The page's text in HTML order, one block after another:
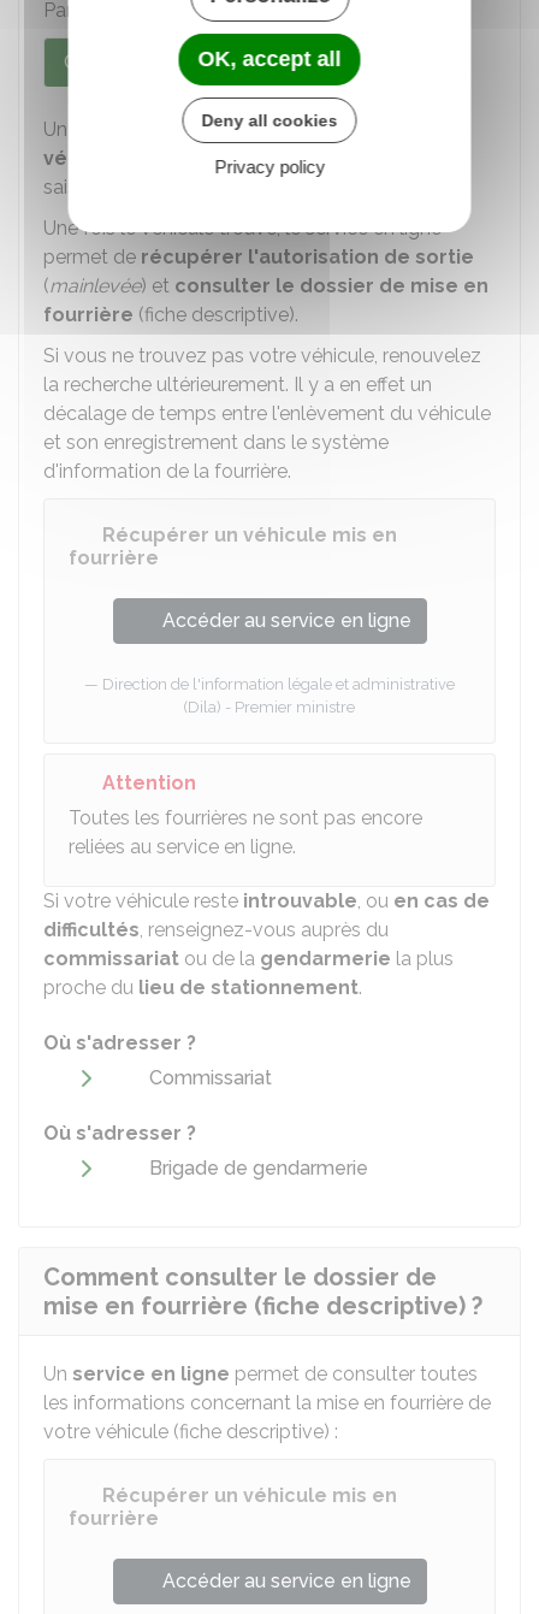
Paris ou d'une autre ville :
Cas général À Paris
Un service en ligne permet desavoir si le
véhicule est actuellement en fourrière
saisissant son
Une fois le véhicule trouvé, le service en ligne
permet de récupérer l'autorisation de sortie
(mainlevée) et consulter le dossier de mise en
fourrière (fiche descriptive).
Si vous ne trouvez pas votre véhicule, renouvelez
la recherche ultérieurement. Il y a en effet un
décalage de temps entre l'enlèvement du véhicule
et son enregistrement dans le système
d'information de la fourrière.
Récupérer un véhicule mis en
fourrière
Accéder au service en ligne
Direction de l'information légale et administrative
(Dila) - Premier ministre
Attention
Toutes les fourrières ne sont pas encore
reliées au service en ligne.
Si votre véhicule reste introuvable, ou en cas de
difficultés, renseignez-vous auprès du
commissariat ou de la gendarmerie la plus
proche du lieu de stationnement.
Où s'adresser ?
Commissariat
Où s'adresser ?
Brigade de gendarmerie
Comment consulter le dossier de
mise en fourrière (fiche descriptive) ?
Un service en ligne permet de consulter toutes
les informations concernant la mise en fourrière de
votre véhicule (fiche descriptive) :
Récupérer un véhicule mis en
fourrière
Accéder au service en ligne
OK, accept all
Deny all cookies
Privacy policy